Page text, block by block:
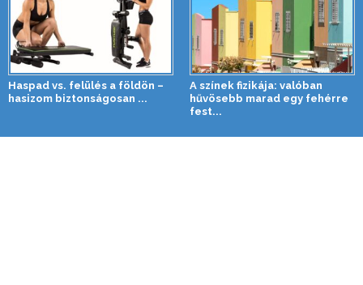
Haspad vs. felülés a földön –
hasizom biztonságosan ...
A színek fizikája: valóban
hűvösebb marad egy fehérre
fest...